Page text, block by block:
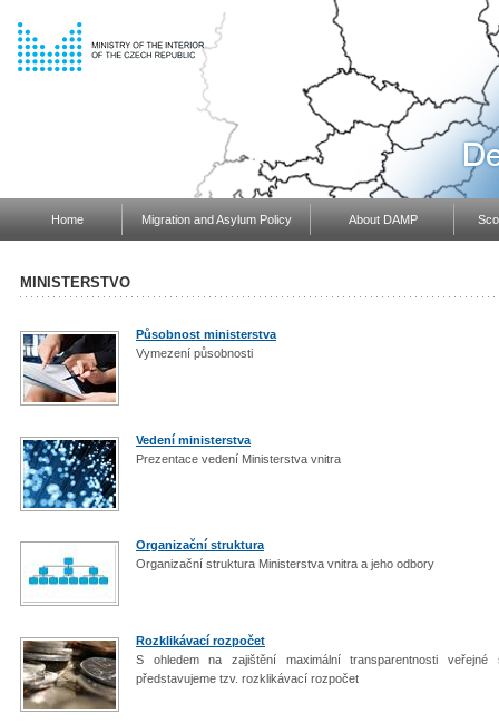
Home Migration and Asylum Policy About DAMP
MINISTERSTVO
Působnost ministerstva
Vymezení působnosti
Vedení ministerstva
Prezentace vedení Ministerstva vnitra
Organizační struktura
Organizační struktura Ministerstva vnitra a jeho odbory
Rozklikávací rozpočet
S ohledem na zajištění maximální transparentnosti
představujeme tzv. rozklikávací rozpočet